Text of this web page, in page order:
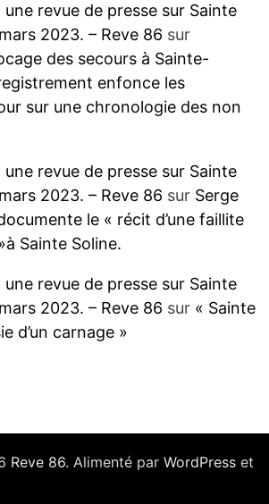
revue de presse sur Sainte
2023. – Reve 86 sur
des secours à Sainte-
enfonce les
sur une chronologie des non
revue de presse sur Sainte
2023. – Reve 86 sur Serge
le « récit d’une faillite
Sainte Soline.
revue de presse sur Sainte
2023. – Reve 86 sur « Sainte
d’un carnage »
Reve 86. Alimenté par WordPresset